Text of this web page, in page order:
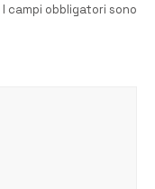
I campi obbligatori sono